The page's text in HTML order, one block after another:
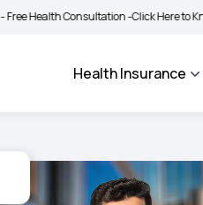
Consultation -Click Here to Know More |
Health Insurance